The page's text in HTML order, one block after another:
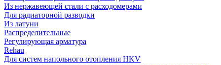
Из нержавеющей стали с расходомерами
Для радиаторной разводки
Из латуни
Распределительные
Регулирующая арматура
Rehau
Для систем напольного отопления HKV